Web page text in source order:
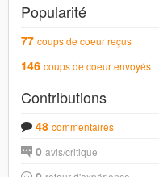
Popularité
77 coups de coeur reçus
146 coups de coeur envoyés
Contributions
48 commentaires
0 avis/critique